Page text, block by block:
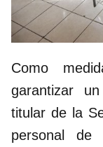
Como
garantizar
titular de la
personal de